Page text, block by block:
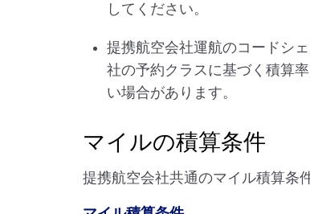
してください。
提携航空会社運航のコードシ
社の予約クラスに基づく積算
い場合があります。
マイルの積算条件
提携航空会社共通のマイル積算条